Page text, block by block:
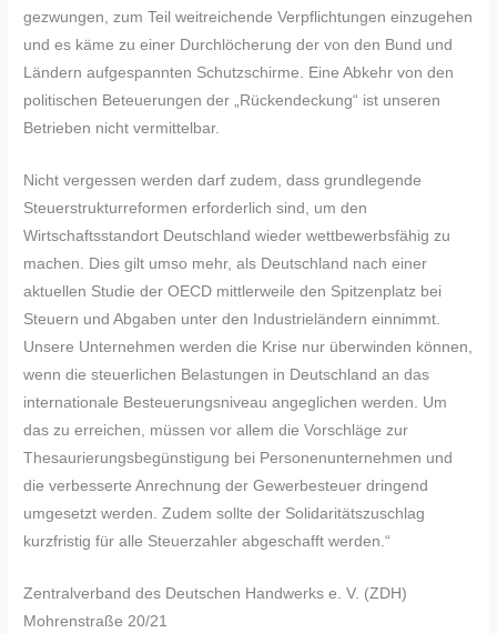
gezwungen, zum Teil weitreichende Verpflichtungen einzugehen
und es käme zu einer Durchlöcherung der von den Bund und
Ländern aufgespannten Schutzschirme. Eine Abkehr von den
politischen Beteuerungen der „Rückendeckung“ ist unseren
Betrieben nicht vermittelbar.
Nicht vergessen werden darf zudem, dass grundlegende
Steuerstrukturreformen erforderlich sind, um den
Wirtschaftsstandort Deutschland wieder wettbewerbsfähig zu
machen. Dies gilt umso mehr, als Deutschland nach einer
aktuellen Studie der OECD mittlerweile den Spitzenplatz bei
Steuern und Abgaben unter den Industrieländern einnimmt.
Unsere Unternehmen werden die Krise nur überwinden können,
wenn die steuerlichen Belastungen in Deutschland an das
internationale Besteuerungsniveau angeglichen werden. Um
das zu erreichen, müssen vor allem die Vorschläge zur
Thesaurierungsbegünstigung bei Personenunternehmen und
die verbesserte Anrechnung der Gewerbesteuer dringend
umgesetzt werden. Zudem sollte der Solidaritätszuschlag
kurzfristig für alle Steuerzahler abgeschafft werden.“
Zentralverband des Deutschen Handwerks e. V. (ZDH)
Mohrenstraße 20/21